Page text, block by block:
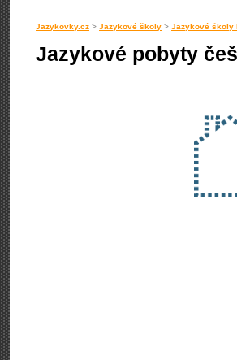
Jazykovky.cz > Jazykové školy > Jazykové školy
Jazykové pobyty